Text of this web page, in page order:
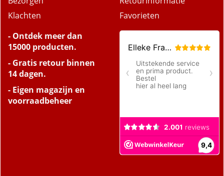
Klachten
Favorieten
- Ontdek meer dan
15000 producten.
- Gratis retour binnen
14 dagen.
- Eigen magazijn en
voorraadbeheer